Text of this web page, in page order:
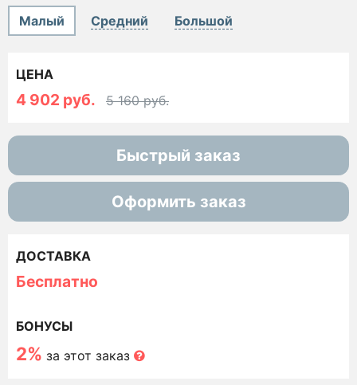
Малый Средний Большой
ЦЕНА
4 902 руб. 5 160 руб.
Быстрый заказ
Оформить заказ
ДОСТАВКА
Бесплатно
БОНУСЫ
2% за этот заказ